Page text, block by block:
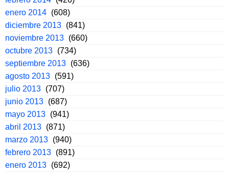
enero 2014 (608)
diciembre 2013 (841)
noviembre 2013 (660)
octubre 2013 (734)
septiembre 2013 (636)
agosto 2013 (591)
julio 2013 (707)
junio 2013 (687)
mayo 2013 (941)
abril 2013 (871)
marzo 2013 (940)
febrero 2013 (891)
enero 2013 (692)